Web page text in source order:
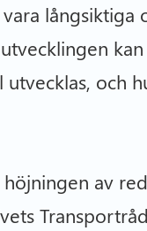
och
av